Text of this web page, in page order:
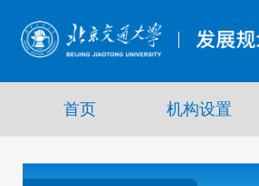
首页 机构设置